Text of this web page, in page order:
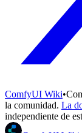
ComfyUI Wiki•
la comunidad. La
independiente de